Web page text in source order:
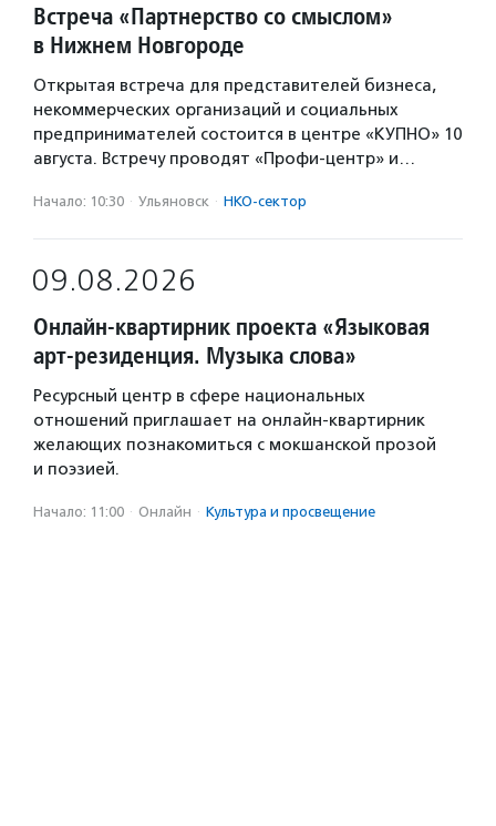
Встреча «Партнерство со смыслом»
в Нижнем Новгороде
Открытая встреча для представителей бизнеса,
некоммерческих организаций и социальных
предпринимателей состоится в центре «КУПНО» 10
августа. Встречу проводят «Профи-центр» и…
Начало: 10:30 · Ульяновск · НКО-сектор
09.08.2026
Онлайн-квартирник проекта «Языковая
арт-резиденция. Музыка слова»
Ресурсный центр в сфере национальных
отношений приглашает на онлайн-квартирник
желающих познакомиться с мокшанской прозой
и поэзией.
Начало: 11:00 · Онлайн · Культура и просвещение